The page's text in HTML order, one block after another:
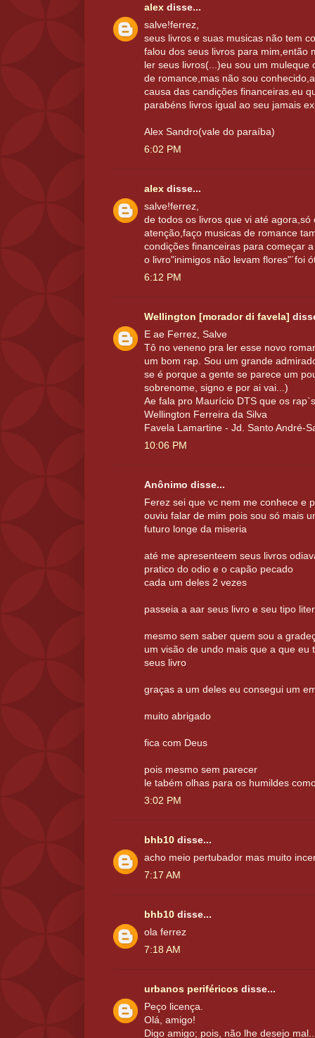
alex disse...
salve!ferrez,
seus livros e suas musicas não tem
falou dos seus livros para mim,então
ler seus livros(...)eu sou um muleque
de romance,mas não sou
causa das candições financeiras.eu
parabéns livros igual ao seu jamais
Alex Sandro(vale do paraíba)
6:02 PM
alex disse...
salve!ferrez,
de todos os livros que vi até agora,só
atenção,faço musicas de romance
condições financeiras para começar
o livro"inimigos não levam flores"´foi
6:12 PM
Wellington [morador di favela]
E ae Ferrez, Salve
Tô no veneno pra ler esse novo
um bom rap. Sou um grande
se é porque a gente se parece um
sobrenome, signo e por ai vai...)
Ae fala pro Maurício DTS que os
Wellington Ferreira da Silva
Favela Lamartine - Jd. Santo André-
10:06 PM
Anônimo disse...
Ferez sei que vc nem me conhece e
ouviu falar de mim pois sou só mais
futuro longe da miseria
até me apresenteem seus livros
pratico do odio e o capão pecado
cada um deles 2 vezes
passeia a aar seus livro e seu tipo
mesmo sem saber quem sou a
um visão de undo mais que a que eu
seus livro
graças a um deles eu consegui um
muito abrigado
fica com Deus
pois mesmo sem parecer
le tabém olhas para os humildes
3:02 PM
bhb10 disse...
acho meio pertubador mas muito
7:17 AM
bhb10 disse...
ola ferrez
7:18 AM
urbanos periféricos disse...
Peço licença.
Olá, amigo!
Digo amigo; pois, não lhe desejo